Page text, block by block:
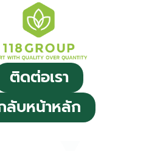
ติดต่อเรา
ลับหน้าหลัก